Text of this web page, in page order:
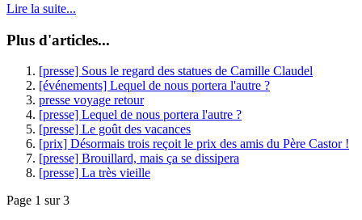
Lire la suite...
Plus d'articles...
[presse] Sous le regard des statues de Camille Claudel
[événements] Lequel de nous portera l'autre ?
presse voyage retour
[presse] Lequel de nous portera l'autre ?
[presse] Le goût des vacances
[prix] Désormais trois reçoit le prix des amis du Père Castor !
[presse] Brouillard, mais ça se dissipera
[presse] La très vieille
Page 1 sur 3